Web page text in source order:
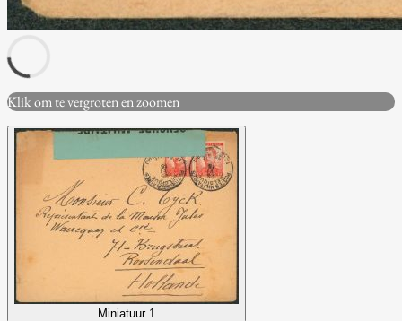
Klik om te vergroten en zoomen
Miniatuur 1